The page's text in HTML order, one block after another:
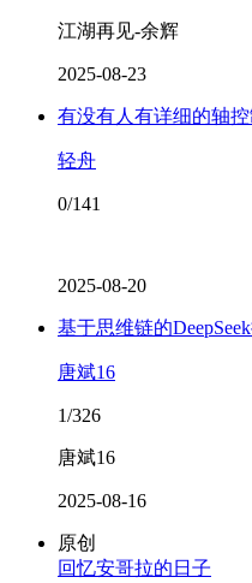
江湖再见-余辉
2025-08-23
有没有人有详细的轴
轻舟
0/141
2025-08-20
基于思维链的
唐斌16
1/326
唐斌16
2025-08-16
原创
回忆安哥拉的日子